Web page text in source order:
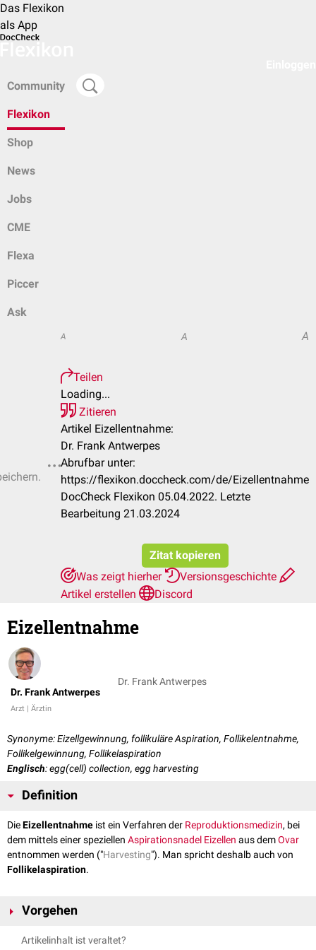
Das Flexikon
als App
Community
Flexikon
Shop
News
Jobs
CME
Flexa
Piccer
Ask
A A A
Teilen
Loading...
Zitieren
Artikel Eizellentnahme:
Dr. Frank Antwerpes
Abrufbar unter:
https://flexikon.doccheck.com/de/Eizellentnahme
DocCheck Flexikon 05.04.2022. Letzte
Bearbeitung 21.03.2024
Zitat kopieren
Was zeigt hierher
Versionsgeschichte
Artikel erstellen
Discord
Eizellentnahme
Dr. Frank Antwerpes
Arzt | Ärztin
Dr. Frank Antwerpes
Synonyme: Eizellgewinnung, follikuläre Aspiration, Follikelentnahme,
Follikelgewinnung, Follikelaspiration
Englisch: egg(cell) collection, egg harvesting
Definition
DieEizellentnahme ist ein Verfahren der Reproduktionsmedizin, bei
dem mittels einer speziellen Aspirationsnadel Eizellen aus demOvar
entnommen werden ("Harvesting"). Man spricht deshalb auch von
Follikelaspiration.
Vorgehen
Die Eizellentnahme schließt sich unmittelbar an eine erfolgreiche
Artikelinhalt ist veraltet?